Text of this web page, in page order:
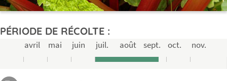
PÉRIODE DE RÉCOLTE :
avril mai juin juil. août sept. oct. nov.